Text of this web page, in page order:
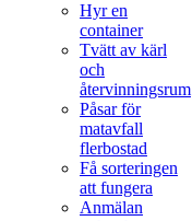
Hyr en
container
Tvätt av kärl
och
återvinningsrum
Påsar för
matavfall
flerbostad
Få sorteringen
att fungera
Anmälan